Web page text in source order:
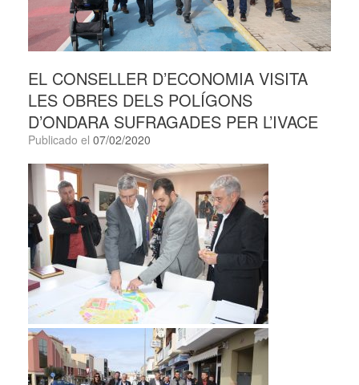
EL CONSELLER D’ECONOMIA VISITA
LES OBRES DELS POLÍGONS
D’ONDARA SUFRAGADES PER L’IVACE
Publicado el 07/02/2020